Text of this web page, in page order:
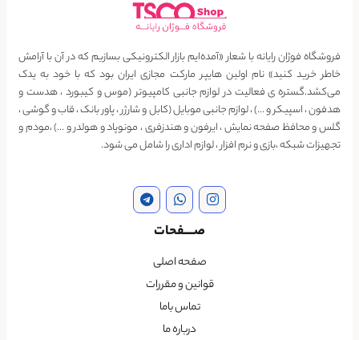
فروشگاه فوژان رایانه با شعار «آمده‌ایم بازار الکترونیکی بسازیم که در آن با آرامش
خاطر خرید کنید» نام اولین هایپر مارکت مجازی ایران بود که با خود به یدک
می‌کشد.گستره ی فعالیت در لوازم جانبی کامپیوتر (موس و کیبورد ، هدست و
هدفون ، اسپیکر و …) ، لوازم جانبی موبایل (کابل و شارژر ، پاور بانک ، قاب و گوشی ،
گلس و محافظ صفحه نمایش ، ایرفون و هندزفری ، مونوپاد و هولدر و …) ،مودم و
تجهیزات شبکه ،بازی و نرم افزار ، لوازم اداری را شامل می شود.
صــــفحات
صفحه اصلی
قوانین و مقررات
تماس باما
درباره ما